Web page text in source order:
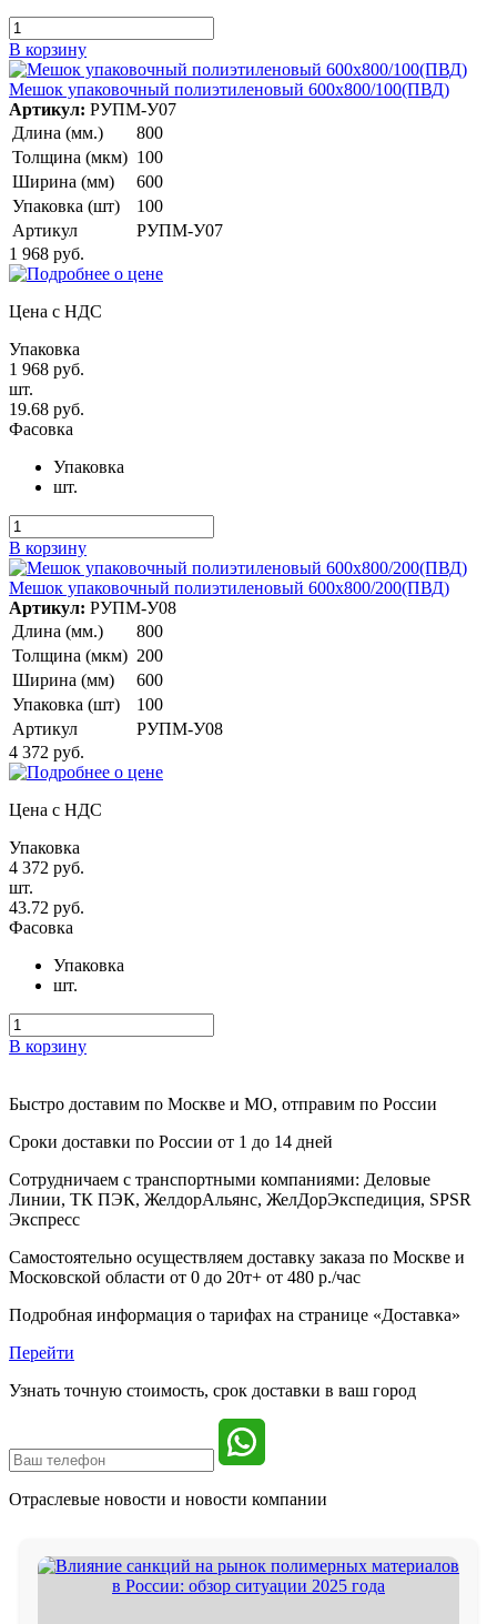
В корзину
Мешок упаковочный полиэтиленовый 600х800/100(ПВД)
Артикул: РУПМ-У07
Длина (мм.)
800
Толщина (мкм) 100
Ширина (мм)
600
Упаковка (шт)
100
Артикул
РУПМ-У07
1 968 руб.
Цена с НДС
Упаковка
1 968 руб.
шт.
19.68 руб.
Фасовка
Упаковка
шт.
В корзину
Мешок упаковочный полиэтиленовый 600х800/200(ПВД)
Артикул: РУПМ-У08
Длина (мм.)
800
Толщина (мкм) 200
Ширина (мм)
600
Упаковка (шт)
100
Артикул
РУПМ-У08
4 372 руб.
Цена с НДС
Упаковка
4 372 руб.
шт.
43.72 руб.
Фасовка
Упаковка
шт.
В корзину
Быстро доставим по Москве и МО, отправим по России
Сроки доставки по России от 1 до 14 дней
Сотрудничаем с транспортными компаниями: Деловые
Линии, ТК ПЭК, ЖелдорАльянс, ЖелДорЭкспедиция, SPSR
Экспресс
Самостоятельно осуществляем доставку заказа по Москве и
Московской области от 0 до 20т+ от 480 р./час
Подробная информация о тарифах на странице «Доставка»
Перейти
Узнать точную стоимость, срок доставки в ваш город
Отраслевые новости и новости компании